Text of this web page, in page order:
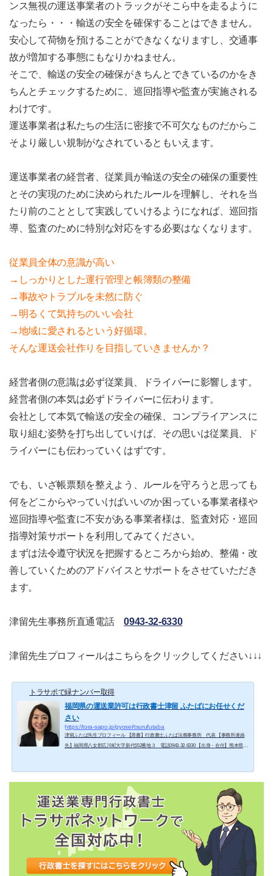
ンス無視の運送事業者のトラックがそこら中を走るように
なったら・・・輸送の安全を確保することはできません。
安心して荷物を預けることができなくなりますし、交通事
故が増加する事態にもなりかねません。
そこで、輸送の安全の確保がきちんとできているのかをき
ちんとチェックするために、巡回指導や監査が実施される
わけです。
運送事業者は私たちの生活に密接で不可欠なものだからこ
そより厳しい規制がなされているともいえます。
運送事業者の経営者、従業員が輸送の安全の確保の重要性
とその実現のために決められたルールを理解し、それを当
たり前のこととして実践していけるようになれば、巡回指
導、監査のために特別な対応をする必要はなくなります。
従業員全体の意識が高い
→しっかりとした運行管理と帳簿類の整備
→事故やトラブルを未然に防ぐ
→明るくて気持ちのいい会社
→地域に愛されるという好循環。
そんな運送会社作りを目指していきませんか？
経営者側の意識は必ず従業員、ドライバーに影響します。
経営者側の本気は必ずドライバーに伝わります。
会社として本気で輸送の安全の確保、コンプライアンスに
取り組む姿勢を打ち出していけば、その思いは従業員、ド
ライバーにも伝わっていくはずです。
でも、いざ帳票類を整えよう、ルールを守ろうと思っても
何をどこからやっていけばいいのか困っている事業者様や
巡回指導や監査に不安がある事業者様は、監査対応・巡回
指導対策サポートを利用してみてください。
まずは法令遵守状況を把握するところから始め、整備・改
善していくためのアドバイスとサポートをさせていただき
ます。
津留先生事務所直通電話0943-32-6330
津留先生プロフィールはこちらをクリックしてください↓↓↓
トラサポで緑ナンバー取得
福岡県の運送業許可は行政書士津留 ふたばにお任せくだ
さい
https://tora-sapo.jp/gyosei/tsurufutaba
津留ふたば先生プロフィール 【肩書】行政書士ふたば法務事務所 代表 【事務所連絡
先】福岡県八女郡広川町大字新代552番地３ 電話0943-32-6330 【出身・在住】熊本県熊
カフェ巡り、窯元巡り、温泉旅行 【事務所HP】行政書士ふたば法務事務所 ＊生年月日
は削除し、旧姓で仕...